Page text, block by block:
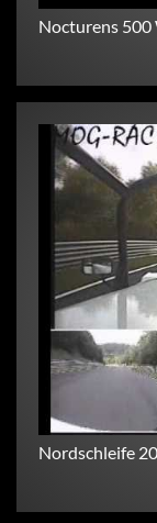
Nocturens
Nordschleife